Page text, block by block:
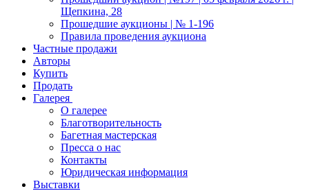
Щепкина, 28
Прошедшие аукционы | № 1-196
Правила проведения аукциона
Частные продажи
Авторы
Купить
Продать
Галерея
О галерее
Благотворительность
Багетная мастерская
Пресса о нас
Контакты
Юридическая информация
Выставки